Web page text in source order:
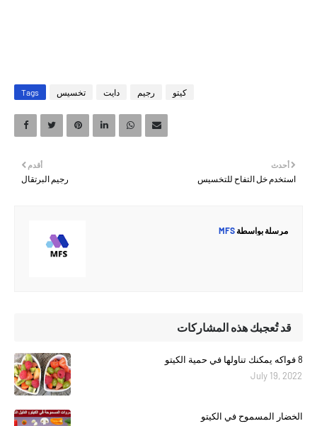
Tags تخسيس دايت رجيم كيتو
أحدث
استخدم خل التفاح للتخسيس
أقدم
رجيم البرتقال
مرسلة بواسطة
قد تُعجبك هذه المشاركات
8 فواكه يمكنك تناولها في حمية الكيتو
July 19, 2022
الخضار المسموح في الكيتو